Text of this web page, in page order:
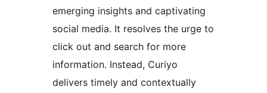
emerging insights and captivating
social media. It resolves the urge to
click out and search for more
information. Instead, Curiyo
delivers timely and contextually